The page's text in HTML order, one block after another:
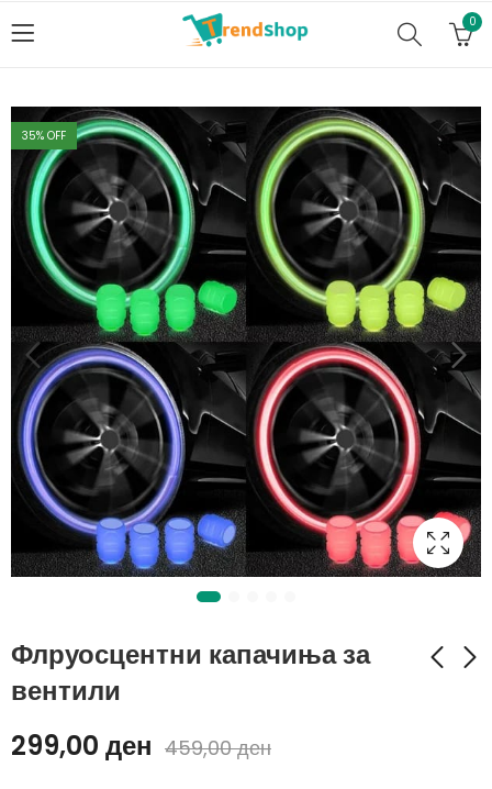
0
35% OFF
Флруосцентни капачиња за
вентили
299,00 ден 459,00ден